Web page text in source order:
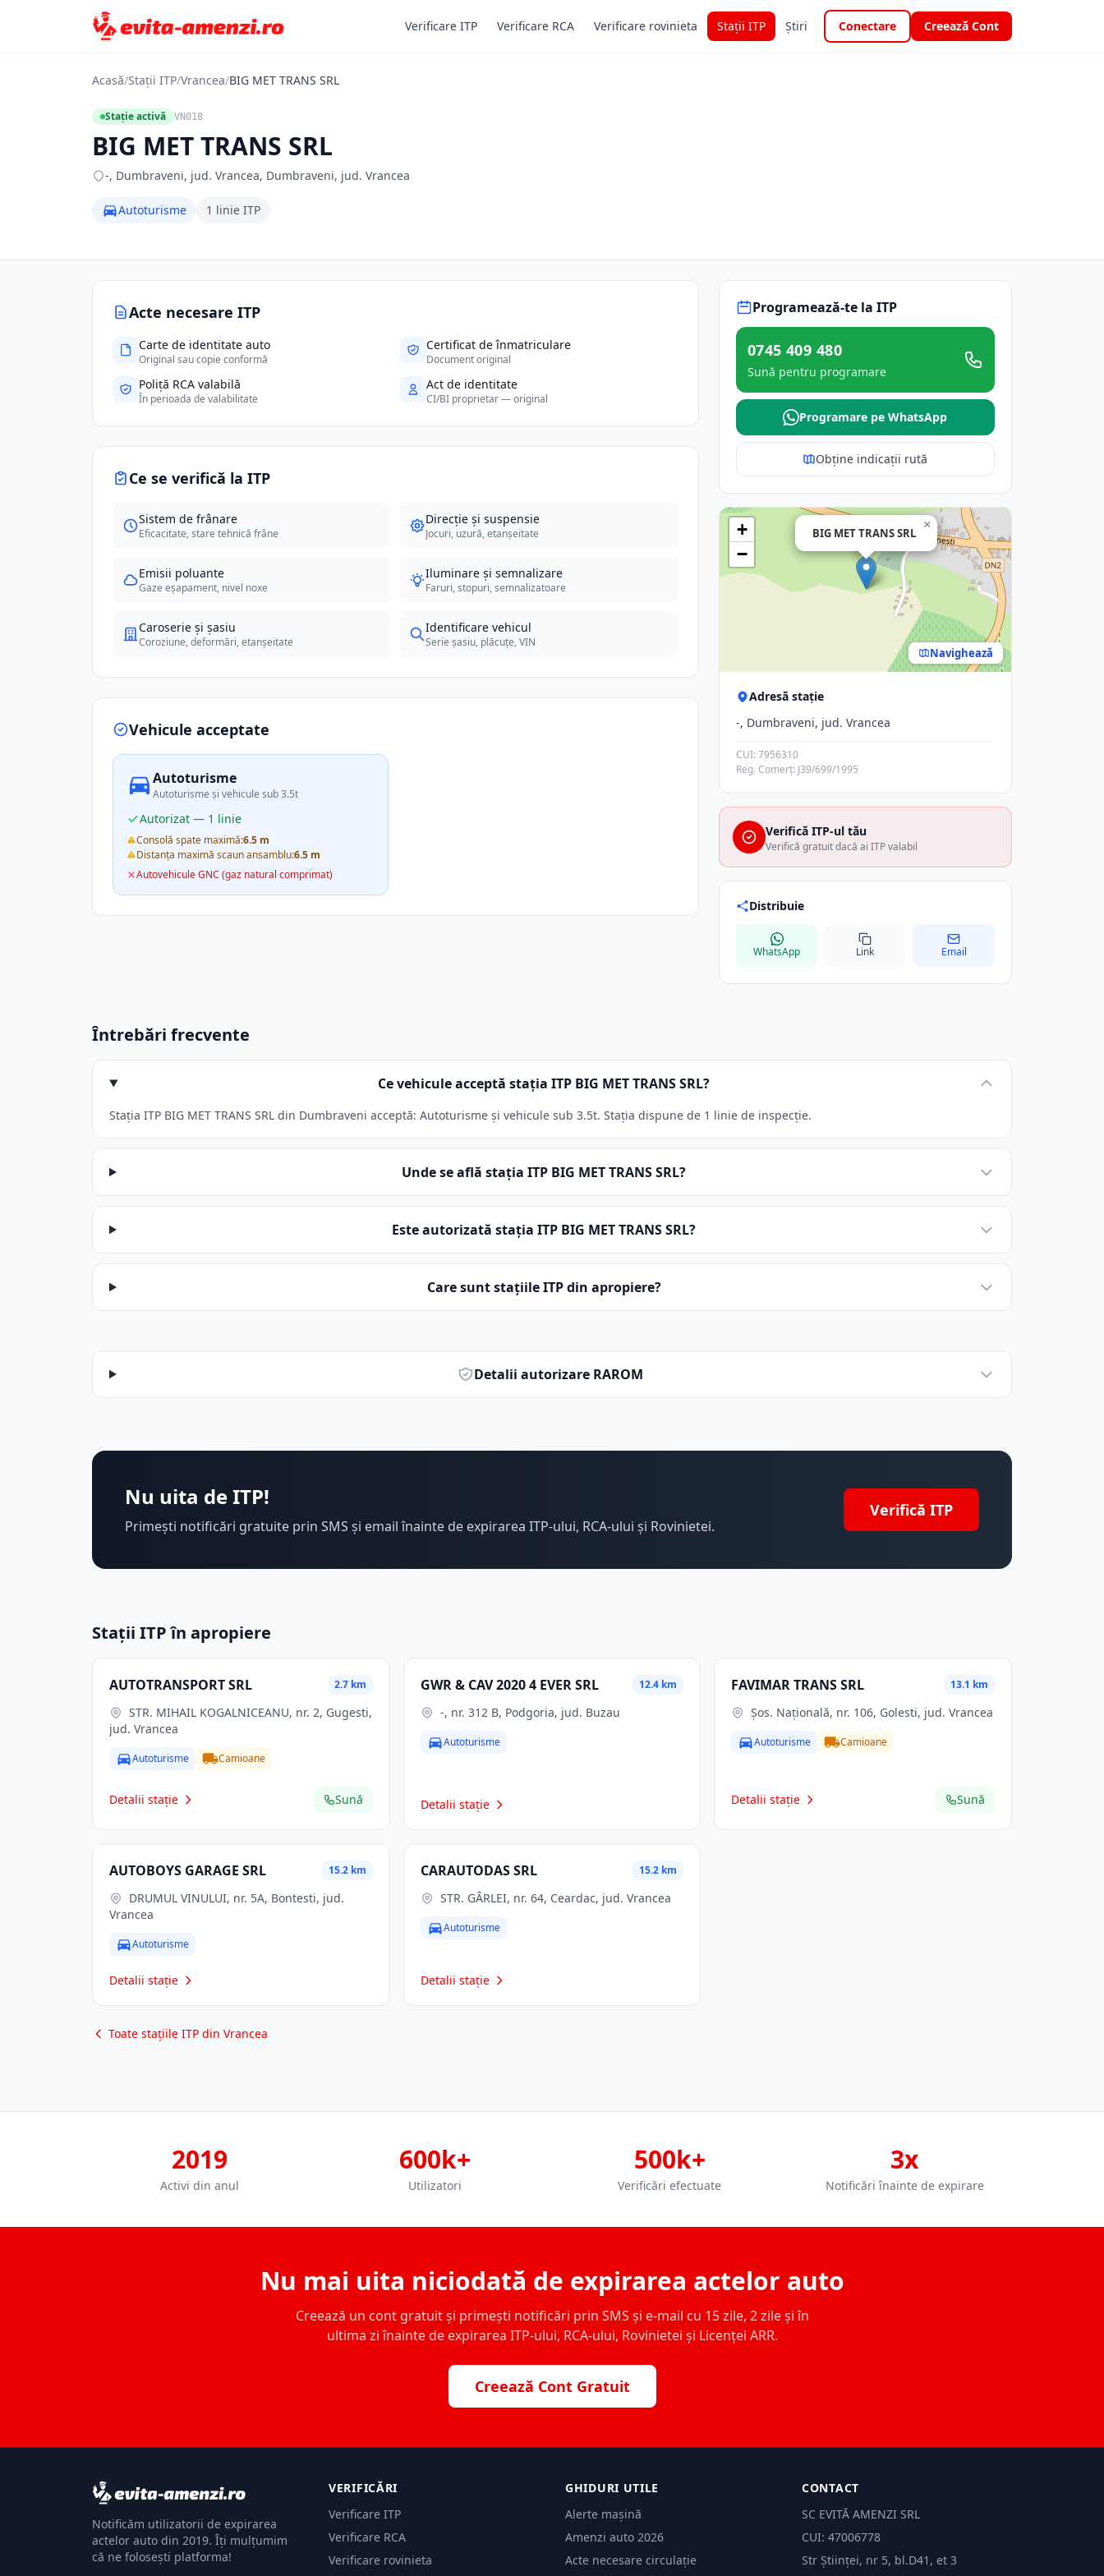
Verificare ITP Verificare RCA Verificare rovinieta Stații ITP Știri Conectare Creează Cont
Acasă/Stații ITP/Vrancea/BIG MET TRANS SRL
Stație activă VN018
BIG MET TRANS SRL
-, Dumbraveni, jud. Vrancea, Dumbraveni, jud. Vrancea
Autoturisme 1 linie ITP
Acte necesare ITP
Carte de identitate auto
Original sau copie conformă
Certificat de înmatriculare
Document original
Poliță RCA valabilă
În perioada de valabilitate
Act de identitate
CI/BI proprietar — original
Ce se verifică la ITP
Sistem de frânare
Eficacitate, stare tehnică frâne
Direcție și suspensie
Jocuri, uzură, etanșeitate
Emisii poluante
Gaze eșapament, nivel noxe
Iluminare și semnalizare
Faruri, stopuri, semnalizatoare
Caroserie și șasiu
Coroziune, deformări, etanșeitate
Identificare vehicul
Serie șasiu, plăcuțe, VIN
Vehicule acceptate
Autoturisme
Autoturisme și vehicule sub 3.5t
Autorizat — 1 linie
Consolă spate maximă:6.5 m
Distanța maximă scaun ansamblu:6.5 m
Autovehicule GNC (gaz natural comprimat)
Programează-te la ITP
0745 409 480
Sună pentru programare
Programare pe WhatsApp
Obține indicații rută
BIG MET TRANS SRL
×
+
−
Navighează
Adresă stație
-, Dumbraveni, jud. Vrancea
CUI: 7956310
Reg. Comerț: J39/699/1995
Verifică ITP-ul tău
Verifică gratuit dacă ai ITP valabil
Distribuie
WhatsApp Link Email
Întrebări frecvente
Ce vehicule acceptă stația ITP BIG MET TRANS SRL?
Stația ITP BIG MET TRANS SRL din Dumbraveni acceptă: Autoturisme și vehicule sub 3.5t. Stația dispune de 1 linie de inspecție.
Unde se află stația ITP BIG MET TRANS SRL?
Este autorizată stația ITP BIG MET TRANS SRL?
Care sunt stațiile ITP din apropiere?
Detalii autorizare RAROM
Nu uita de ITP!
Primești notificări gratuite prin SMS și email înainte de expirarea ITP-ului, RCA-ului și Rovinietei.
Verifică ITP
Stații ITP în apropiere
AUTOTRANSPORT SRL 2.7 km
jud. Vrancea
Autoturisme Camioane
Detalii stație Sună
GWR & CAV 2020 4 EVER SRL 12.4 km
-, nr. 312 B, Podgoria, jud. Buzau
Autoturisme
Detalii stație
FAVIMAR TRANS SRL 13.1 km
Şos. Naţională, nr. 106, Golesti, jud. Vrancea
Autoturisme Camioane
Detalii stație Sună
AUTOBOYS GARAGE SRL 15.2 km
Vrancea
Autoturisme
Detalii stație
CARAUTODAS SRL 15.2 km
STR. GÂRLEI, nr. 64, Ceardac, jud. Vrancea
Autoturisme
Detalii stație
Toate stațiile ITP din Vrancea
2019
Activi din anul
600k+
Utilizatori
500k+
Verificări efectuate
3x
Notificări înainte de expirare
Nu mai uita niciodată de expirarea actelor auto
Creează un cont gratuit și primești notificări prin SMS și e-mail cu 15 zile, 2 zile și în
ultima zi înainte de expirarea ITP-ului, RCA-ului, Rovinietei și Licenței ARR.
Creează Cont Gratuit
Notificăm utilizatorii de expirarea
actelor auto din 2019. Îți mulțumim
că ne folosești platforma!
VERIFICĂRI
Verificare ITP
Verificare RCA
Verificare rovinieta
GHIDURI UTILE
Alerte mașină
Amenzi auto 2026
Acte necesare circulație
CONTACT
SC EVITĂ AMENZI SRL
CUI: 47006778
Str Științei, nr 5, bl.D41, et 3